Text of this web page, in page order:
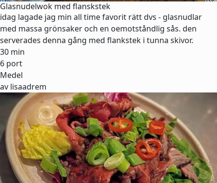
Glasnudelwok med flanskstek
idag lagade jag min all time favorit rätt dvs - glasnudlar
med massa grönsaker och en oemotståndlig sås. den
serverades denna gång med flankstek i tunna skivor.
30 min
6 port
Medel
av lisaadrem